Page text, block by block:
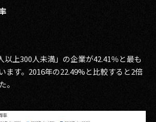
以上300人未満」の企業が42.41％と最も
ます。2016年の22.49%と比較すると2倍
。